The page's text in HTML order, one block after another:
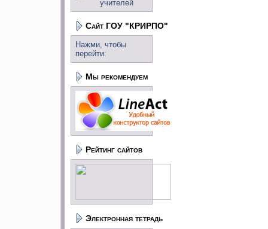
Сайт ГОУ "КРИРПО"
Нажми, чтобы
перейти:
Мы рекомендуем
Рейтинг сайтов
Электронная тетрадь